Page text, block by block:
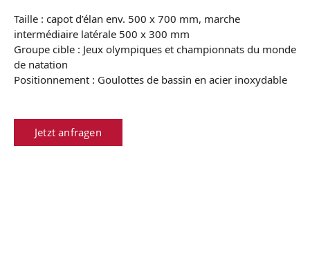
Taille : capot d’élan env. 500 x 700 mm, marche
intermédiaire latérale 500 x 300 mm
Groupe cible : Jeux olympiques et championnats du monde
de natation
Positionnement : Goulottes de bassin en acier inoxydable
Jetzt anfragen